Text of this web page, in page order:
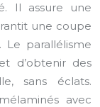
Il assure une
une coupe
Le parallélisme
d’obtenir des
sans éclats.
avec